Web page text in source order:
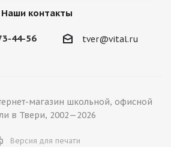
Наши контакты
44-56 tver@vital.ru
магазин школьной, офисной
в Твери, 2002—2026
Версия для печати